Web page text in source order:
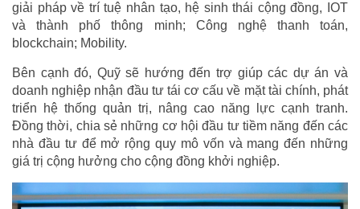
giải pháp về trí tuệ nhân tạo, hệ sinh thái cộng đồng, IOT
và thành phố thông minh; Công nghệ thanh toán,
blockchain; Mobility.
Bên cạnh đó, Quỹ sẽ hướng đến trợ giúp các dự án và
doanh nghiệp nhận đầu tư tái cơ cấu về mặt tài chính, phát
triển hệ thống quản trị, nâng cao năng lực cạnh tranh.
Đồng thời, chia sẻ những cơ hội đầu tư tiềm năng đến các
nhà đầu tư để mở rộng quy mô vốn và mang đến những
giá trị cộng hưởng cho cộng đồng khởi nghiệp.